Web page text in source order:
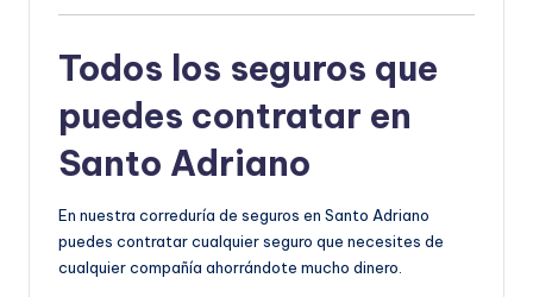
Todos los seguros que
puedes contratar en
Santo Adriano
En nuestra correduría de seguros en Santo Adriano
puedes contratar cualquier seguro que necesites de
cualquier compañía ahorrándote mucho dinero.